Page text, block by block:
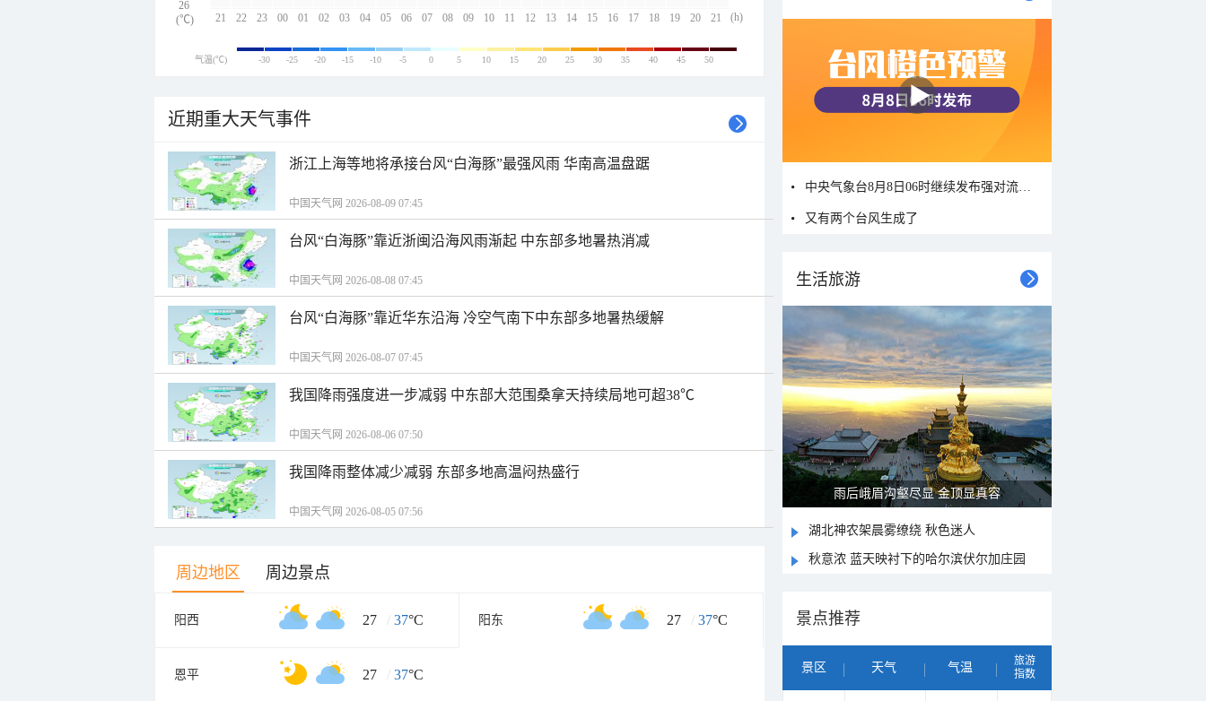
21 22 23 00 01 02 03 04 05 06 07 08 09 10 11 12 13 14 15 16 17 18 19 20 21
26
(h)
(℃)
气温(℃) -30 -25 -20 -15 -10 -5 0 5 10 15 20 25 30 35 40 45 50
近期重大天气事件
浙江上海等地将承接台风“白海豚”最强风雨 华南高温盘踞
中国天气网 2026-08-09 07:45
台风“白海豚”靠近浙闽沿海风雨渐起 中东部多地暑热消减
中国天气网 2026-08-08 07:45
台风“白海豚”靠近华东沿海 冷空气南下中东部多地暑热缓解
中国天气网 2026-08-07 07:45
我国降雨强度进一步减弱 中东部大范围桑拿天持续局地可超38℃
中国天气网 2026-08-06 07:50
我国降雨整体减少减弱 东部多地高温闷热盛行
中国天气网 2026-08-05 07:56
周边地区 周边景点
阳西 27 / 37°C 阳东 27 / 37°C
恩平 27 / 37°C
又有两个台风生成了
生活旅游
雨后峨眉沟壑尽显 金顶显真容
湖北神农架晨雾缭绕 秋色迷人
秋意浓 蓝天映衬下的哈尔滨伏尔加庄园
景点推荐
景区 天气 气温
旅游
指数